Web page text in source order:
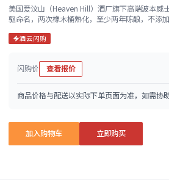
美国爱汶山（Heaven Hill）酒厂旗下高端波本威
驱命名，两次橡木桶熟化，至少两年陈酿，不添加
酒云闪购
闪购价 查看报价
商品价格与配送以实际下单页面为准，如需协
加入购物车 立即购买